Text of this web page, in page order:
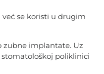
već se koristi u drugim
zubne implantate. Uz
poliklinici